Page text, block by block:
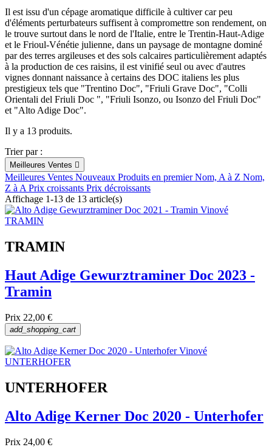
Promotions
Promotions
Région
Alsace
Frioul Vénétie Julienne
Trentin Haut Adige
Couleur
Jaune
Fabricants
village
Italie
La France
Gewurztraminer
Kerner
Traminer
Nom
DOP
Il est issu d'un cépage aromatique difficile à cultiver car peu
d'éléments perturbateurs suffisent à compromettre son rendement, on
le trouve surtout dans le nord de l'Italie, entre le Trentin-Haut-Adige
et le Frioul-Vénétie julienne, dans un paysage de montagne dominé
par des terres argileuses et des sols calcaires particulièrement adaptés
à la production de ces raisins, il est vinifié seul ou avec d'autres
vignes donnant naissance à certains des DOC italiens les plus
prestigieux tels que "Trentino Doc", "Friuli Grave Doc", "Colli
Orientali del Friuli Doc ", "Friuli Isonzo, ou Isonzo del Friuli Doc"
et "Alto Adige Doc".
Il y a 13 produits.
Trier par :
Meilleures Ventes 
Meilleures Ventes Nouveaux Produits en premierNom, A à Z Nom,
Z à APrix croissants Prix décroissants
Affichage 1-13 de 13 article(s)
TRAMIN
Haut Adige Gewurztraminer Doc 2023 -
Tramin
Prix 22,00 €
add_shopping_cart
UNTERHOFER
Alto Adige Kerner Doc 2020 - Unterhofer
Prix 24,00 €